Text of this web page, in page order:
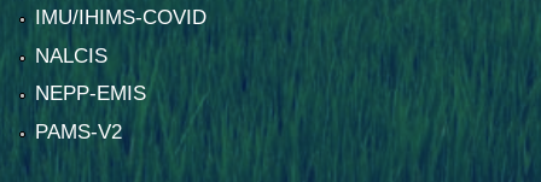
IMU/IHIMS-COVID
NALCIS
NEPP-EMIS
PAMS-V2